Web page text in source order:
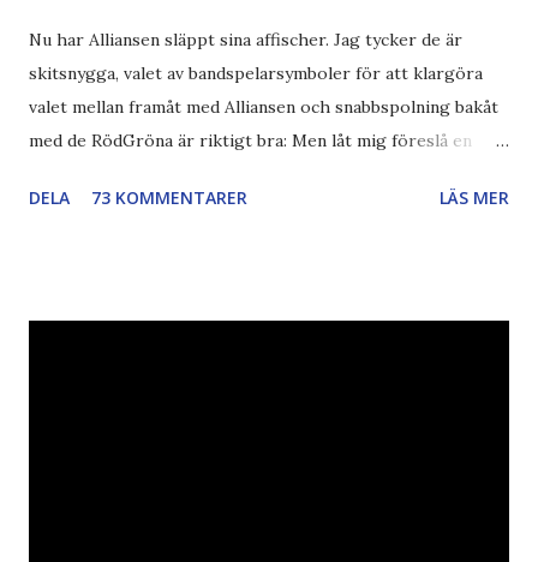
Nu har Alliansen släppt sina affischer. Jag tycker de är
skitsnygga, valet av bandspelarsymboler för att klargöra
valet mellan framåt med Alliansen och snabbspolning bakåt
med de RödGröna är riktigt bra: Men låt mig föreslå en
Piratpartiet FRA-lagen Kultur Upphovsrätten //Zac,
DELA 73 KOMMENTARER LÄS MER